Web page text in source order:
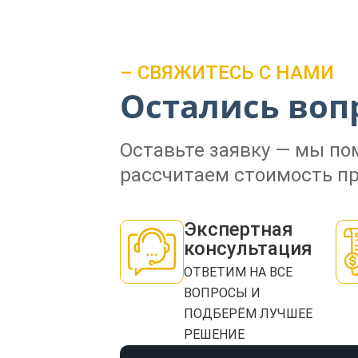
– СВЯЖИТЕСЬ С НАМИ
Остались
Оставьте заявку — мы
рассчитаем стоимость
Экспертная
консультация
ОТВЕТИМ НА ВСЕ
ВОПРОСЫ И
ПОДБЕРЁМ ЛУЧШЕЕ
РЕШЕНИЕ